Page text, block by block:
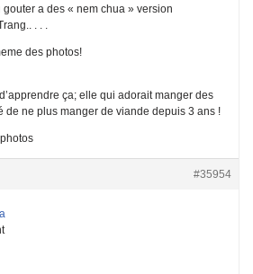
a des « nem chua » version
. . .
des photos!
ça; elle qui adorait manger des
de ne plus manger de viande depuis 3 ans !
#35954